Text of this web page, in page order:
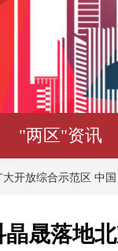
"两区"资讯
大开放综合示范区 中
晶晟落地